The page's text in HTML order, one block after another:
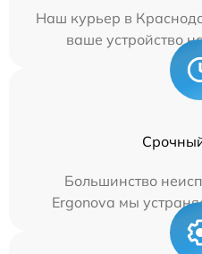
Наш курьер в
ваше устройство
Большинство
Ergonova мы